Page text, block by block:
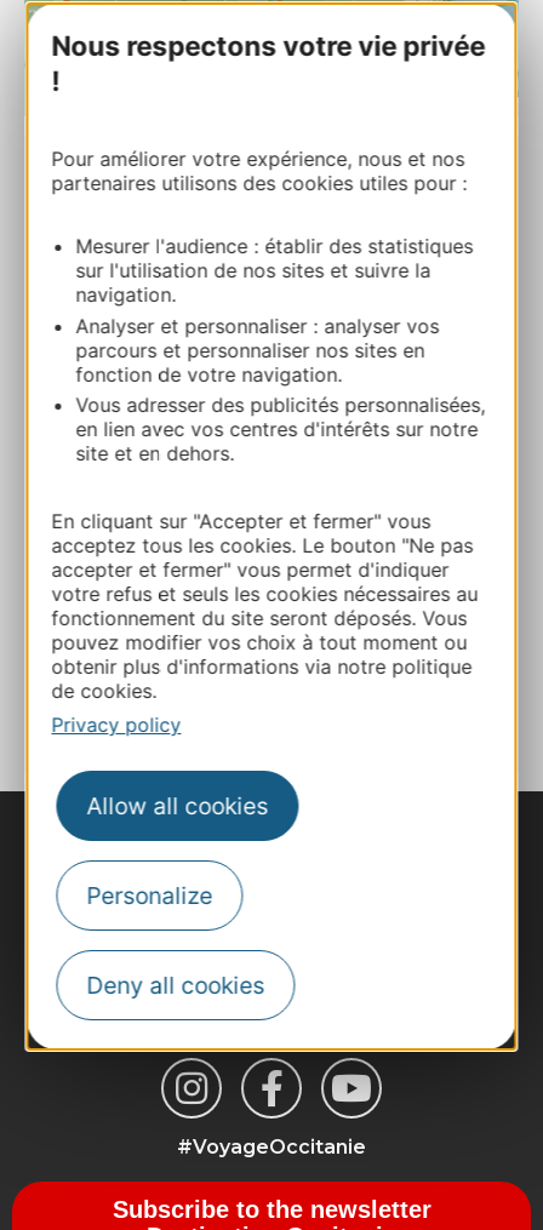
Nous respectons votre vie privée
!
Pour améliorer votre expérience, nous et nos
partenaires utilisons des cookies utiles pour :
Mesurer l'audience : établir des statistiques
sur l'utilisation de nos sites et suivre la
navigation.
Analyser et personnaliser : analyser vos
parcours et personnaliser nos sites en
fonction de votre navigation.
Vous adresser des publicités personnalisées,
en lien avec vos centres d'intérêts sur notre
site et en dehors.
En cliquant sur "Accepter et fermer" vous
acceptez tous les cookies. Le bouton "Ne pas
accepter et fermer" vous permet d'indiquer
votre refus et seuls les cookies nécessaires au
fonctionnement du site seront déposés. Vous
pouvez modifier vos choix à tout moment ou
obtenir plus d'informations via notre politique
de cookies.
Privacy policy
Allow all cookies
Personalize
Deny all cookies
AUBERGE DU ROUA
ARGELES-SUR-MER
Route & access
+33 6 87 98 03 36
E-mail
Website
Facebook
ADD TO FAVORITES
#VoyageOccitanie
Subscribe to the newsletter